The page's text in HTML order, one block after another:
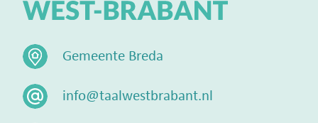
Gemeente Breda
info@taalwestbrabant.nl